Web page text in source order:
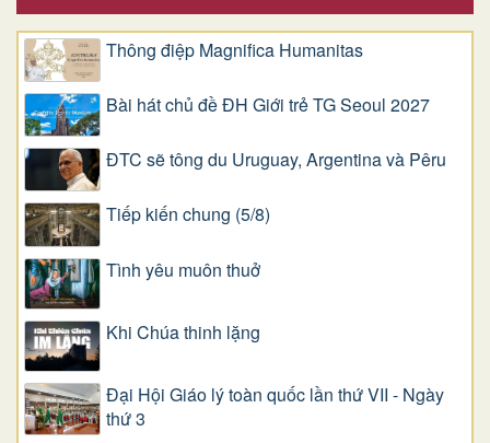
Thông điệp Magnifica Humanitas
Bài hát chủ đề ĐH Giới trẻ TG Seoul 2027
ĐTC sẽ tông du Uruguay, Argentina và Pêru
Tiếp kiến chung (5/8)
Tình yêu muôn thuở
Khi Chúa thinh lặng
Đại Hội Giáo lý toàn quốc lần thứ VII - Ngày
thứ 3